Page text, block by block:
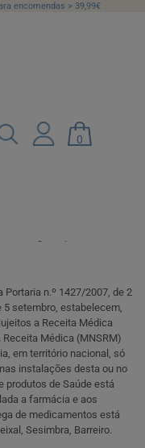
encomendas > 39,99€
0
de Produtos de
a Receita Médica
Portaria n.º 1427/2007, de 2
5 setembro, estabelecem,
a Receita Médica
Médica (MNSRM)
em território nacional, só
instalações desta ou no
produtos de Saúde está
a farmácia e aos
de medicamentos está
Sesimbra, Barreiro.